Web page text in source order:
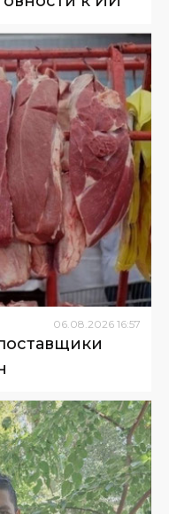
06 08 2026 16:57